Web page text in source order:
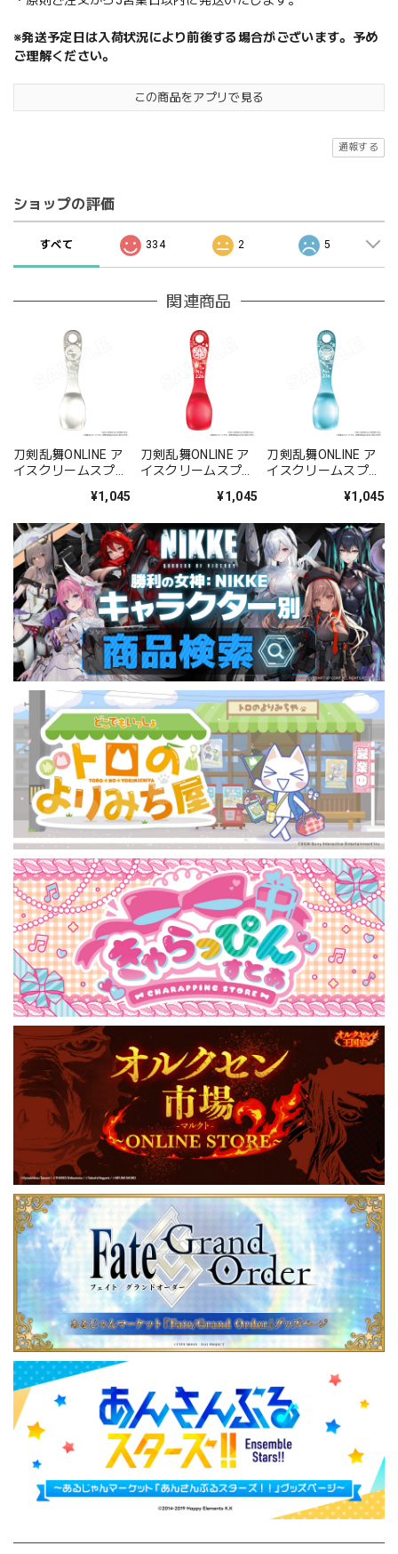
※発送予定日は入荷状況により前後する場合がございます。予め
ご理解ください。
この商品をアプリで見る
通報する
ショップの評価
すべて 334 2 5
関連商品
刀剣乱舞ONLINE ア
イスクリームスプー
¥1,045
刀剣乱舞ONLINE ア
イスクリームスプー
¥1,045
刀剣乱舞ONLINE ア
イスクリームスプー
¥1,045